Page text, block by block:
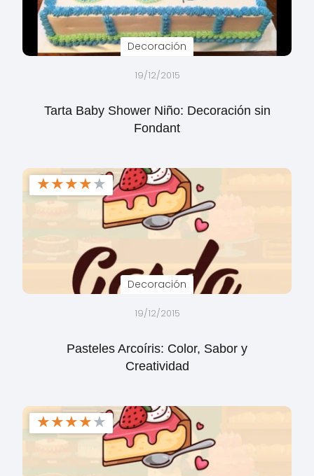
Decoración
19/12/2015
Tarta Baby Shower Niño: Decoración sin
Fondant
★★★★★
Decoración
19/12/2015
Pasteles Arcoíris: Color, Sabor y
Creatividad
★★★★★